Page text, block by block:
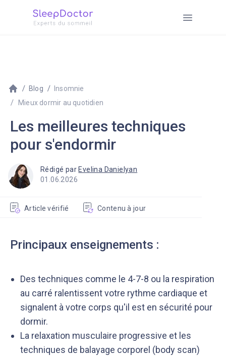
Blog
Insomnie
Mieux dormir au quotidien
Les meilleures techniques
pour s'endormir
Rédigé par Evelina Danielyan
Article vérifié Contenu à jour
01.06.2026
Principaux enseignements :
Des techniques comme le 4-7-8 ou la respiration
au carré ralentissent votre rythme cardiaque et
signalent à votre corps qu'il est en sécurité pour
dormir.
La relaxation musculaire progressive et les
techniques de balayage corporel (body scan)